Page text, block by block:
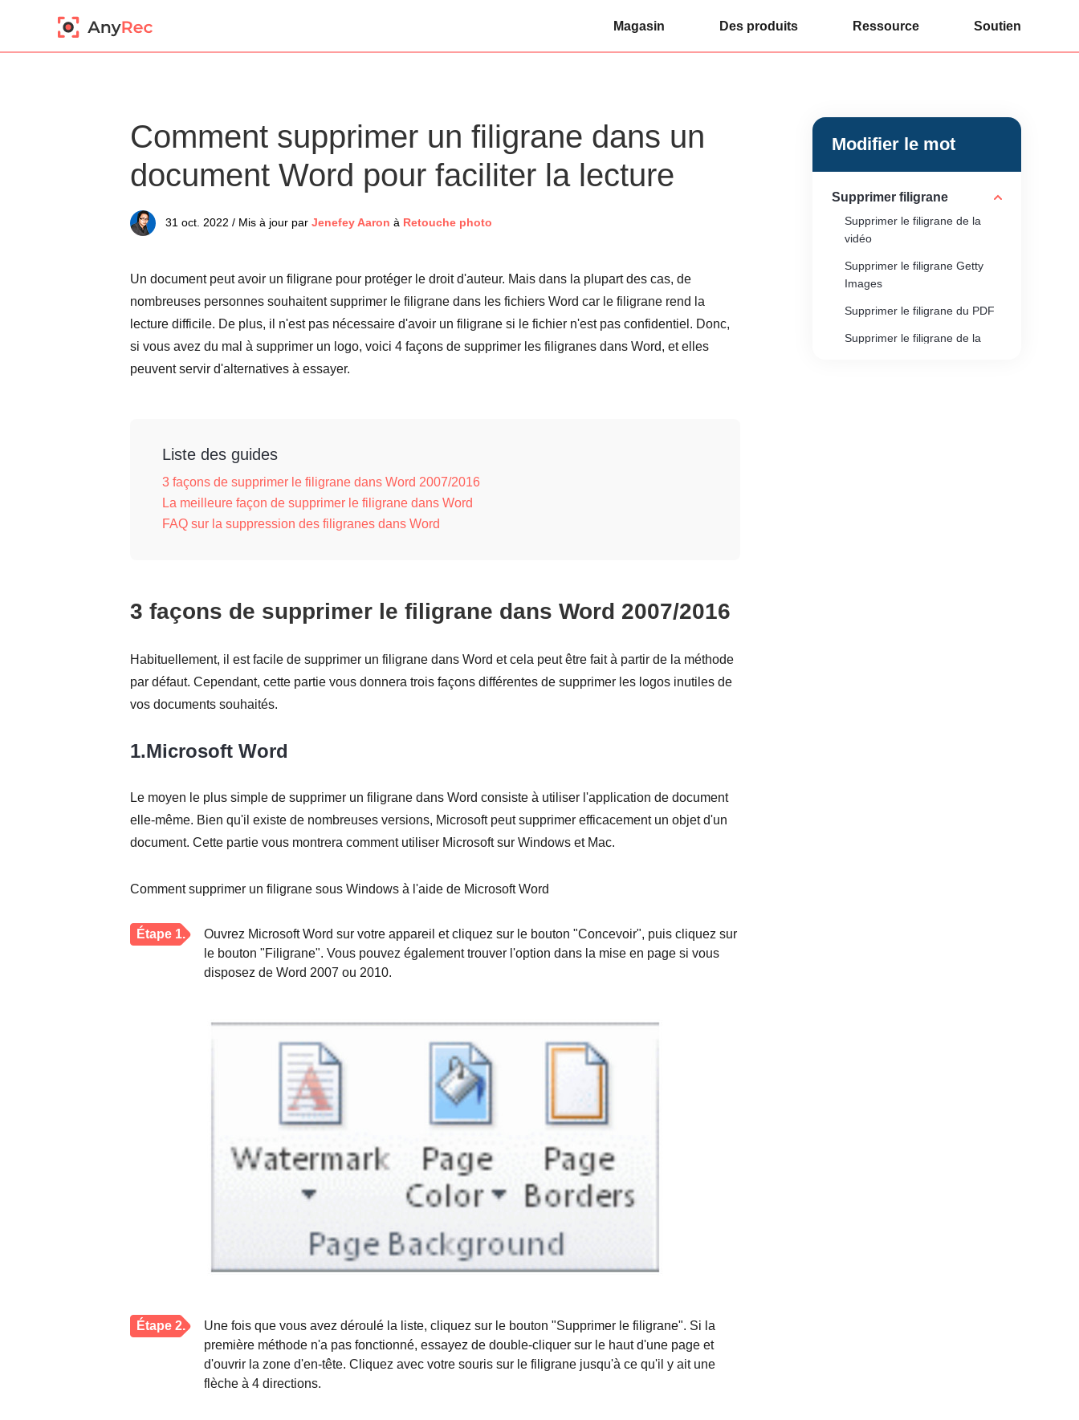
Magasin Des produits Ressource Soutien
Modifier le mot
Supprimer filigrane
Supprimer le filigrane de la
vidéo
Supprimer le filigrane Getty
Images
Supprimer le filigrane du PDF
Supprimer le filigrane de la
Comment supprimer un filigrane dans un
document Word pour faciliter la lecture
31 oct. 2022 / Mis à jour par Jenefey Aaron à Retouche photo
Un document peut avoir un filigrane pour protéger le droit d'auteur. Mais dans la plupart des cas, de
nombreuses personnes souhaitent supprimer le filigrane dans les fichiers Word car le filigrane rend la
lecture difficile. De plus, il n'est pas nécessaire d'avoir un filigrane si le fichier n'est pas confidentiel. Donc,
si vous avez du mal à supprimer un logo, voici 4 façons de supprimer les filigranes dans Word, et elles
peuvent servir d'alternatives à essayer.
Liste des guides
3 façons de supprimer le filigrane dans Word 2007/2016
La meilleure façon de supprimer le filigrane dans Word
FAQ sur la suppression des filigranes dans Word
3 façons de supprimer le filigrane dans Word 2007/2016
Habituellement, il est facile de supprimer un filigrane dans Word et cela peut être fait à partir de la méthode
par défaut. Cependant, cette partie vous donnera trois façons différentes de supprimer les logos inutiles de
vos documents souhaités.
1.Microsoft Word
Le moyen le plus simple de supprimer un filigrane dans Word consiste à utiliser l'application de document
elle-même. Bien qu'il existe de nombreuses versions, Microsoft peut supprimer efficacement un objet d'un
document. Cette partie vous montrera comment utiliser Microsoft sur Windows et Mac.
Comment supprimer un filigrane sous Windows à l'aide de Microsoft Word
Étape 1.
Ouvrez Microsoft Word sur votre appareil et cliquez sur le bouton "Concevoir", puis cliquez sur
le bouton "Filigrane". Vous pouvez également trouver l'option dans la mise en page si vous
disposez de Word 2007 ou 2010.
Étape 2.
Une fois que vous avez déroulé la liste, cliquez sur le bouton "Supprimer le filigrane". Si la
première méthode n'a pas fonctionné, essayez de double-cliquer sur le haut d'une page et
d'ouvrir la zone d'en-tête. Cliquez avec votre souris sur le filigrane jusqu'à ce qu'il y ait une
flèche à 4 directions.